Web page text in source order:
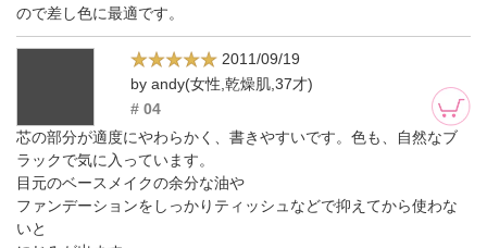
ので差し色に最適です。
2011/09/19
by andy(女性,乾燥肌,37才)
# 04
芯の部分が適度にやわらかく、書きやすいです。色も、自然なブ
ラックで気に入っています。
目元のベースメイクの余分な油や
ファンデーションをしっかりティッシュなどで抑えてから使わな
いと